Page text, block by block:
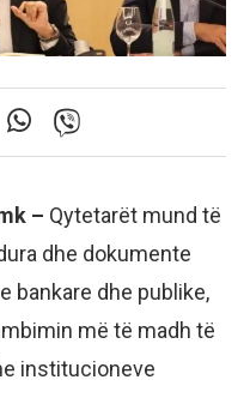
– Qytetarët mund të
dhe dokumente
bankare dhe publike,
më të madh të
institucioneve